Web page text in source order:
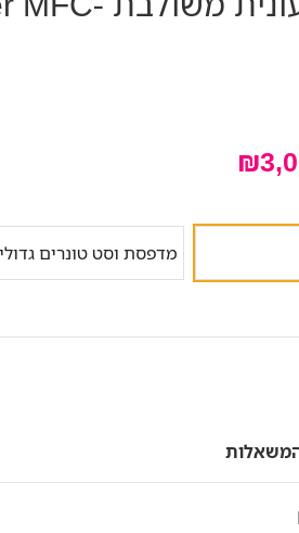
₪
מדפסת וסט טונרים